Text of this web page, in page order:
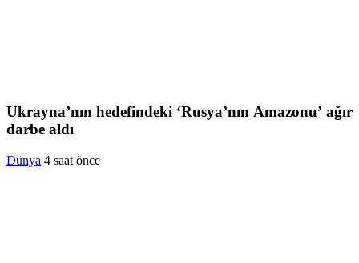
Ukrayna’nın hedefindeki ‘Rusya’nın Amazonu’ ağır
darbe aldı
Dünya 4 saat önce